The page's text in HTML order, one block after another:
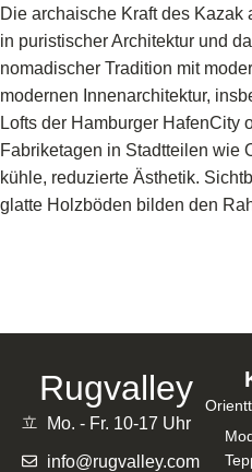
Die archaische Kraft des Kazak
in puristischer Architektur und
nomadischer Tradition mit
modernen Innenarchitektur,
Lofts der Hamburger HafenCity
Fabriketagen in Stadtteilen wie
kühle, reduzierte Ästhetik.
glatte Holzböden bilden den
Rugvalley
Mo. - Fr. 10-17 Uhr
info@rugvalley.com